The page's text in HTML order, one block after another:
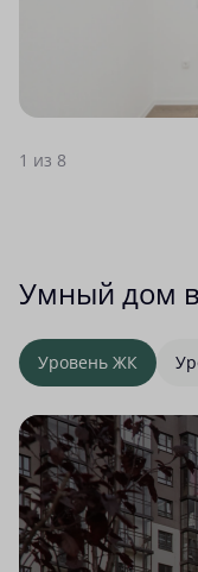
1 из 8
Умный дом
Уровень ЖК